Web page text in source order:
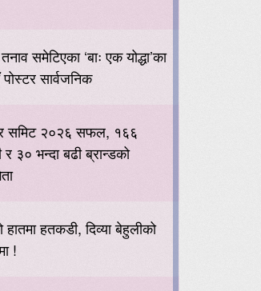
समेटिएका ‘बाः एक योद्धा’का
सार्वजनिक
समिट २०२६ सफल, १६६
र ३० भन्दा बढी ब्रान्डको
हातमा हतकडी, दिव्या बेहुलीको
!